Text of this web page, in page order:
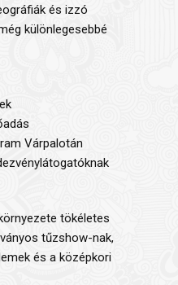
és izzó
különlegesebbé
Várpalotán
tökéletes
tűzshow-nak,
és a középkori